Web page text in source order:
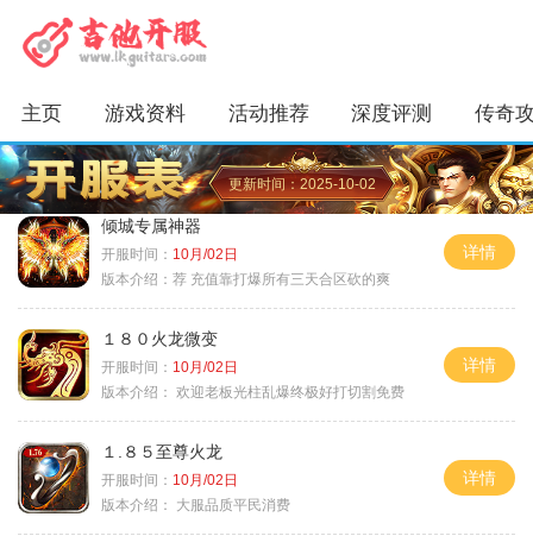
主页 游戏资料 活动推荐 深度评测 传奇
更新时间：2025-10-02
倾城专属神器
开服时间： 10月/02日
版本介绍： 荐 充值靠打爆所有三天合区砍的爽
详情
１８０火龙微变
开服时间： 10月/02日
版本介绍： 欢迎老板光柱乱爆终极好打切割免费
详情
１.８５至尊火龙
开服时间： 10月/02日
版本介绍：
大服品质平民消费
详情